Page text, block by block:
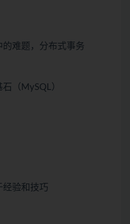
难题，分布式事务
（MySQL）
验和技巧